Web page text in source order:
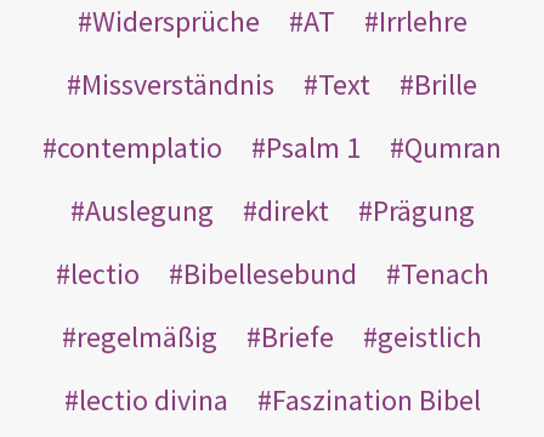
Widersprüche
AT
Irrlehre
Missverständnis
Text
Brille
contemplatio
Psalm 1
Qumran
Auslegung
direkt
Prägung
lectio
Bibellesebund
Tenach
regelmäßig
Briefe
geistlich
lectio divina
Faszination Bibel